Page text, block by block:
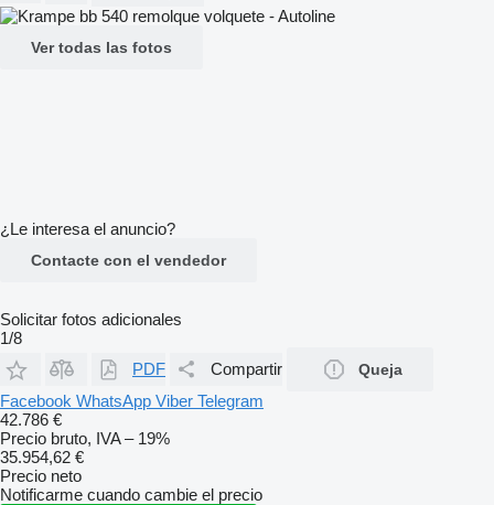
Ver todas las fotos
¿Le interesa el anuncio?
Contacte con el vendedor
Solicitar fotos adicionales
1/8
PDF
Compartir Queja
Facebook WhatsApp Viber Telegram
42.786 €
Precio bruto, IVA – 19%
35.954,62 €
Precio neto
Notificarme cuando cambie el precio